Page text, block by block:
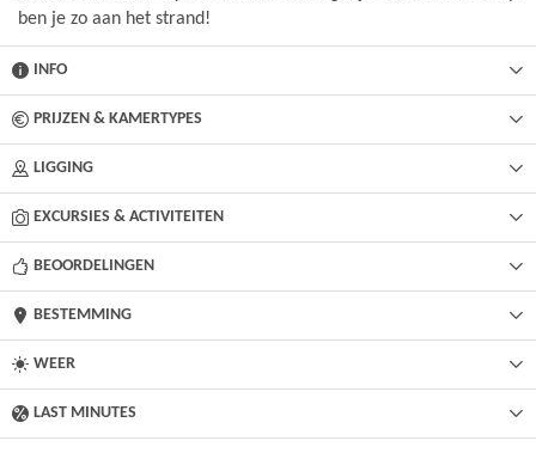
ben je zo aan het strand!
INFO
PRIJZEN & KAMERTYPES
LIGGING
EXCURSIES & ACTIVITEITEN
BEOORDELINGEN
BESTEMMING
WEER
LAST MINUTES